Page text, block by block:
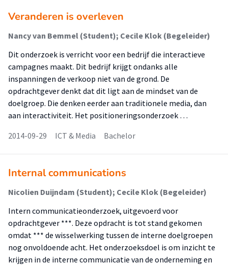
Veranderen is overleven
Nancy van Bemmel (Student); Cecile Klok (Begeleider)
Dit onderzoek is verricht voor een bedrijf die interactieve
campagnes maakt. Dit bedrijf krijgt ondanks alle
inspanningen de verkoop niet van de grond. De
opdrachtgever denkt dat dit ligt aan de mindset van de
doelgroep. Die denken eerder aan traditionele media, dan
aan interactiviteit. Het positioneringsonderzoek …
2014-09-29
ICT & Media Bachelor
Internal communications
Nicolien Duijndam (Student); Cecile Klok (Begeleider)
Intern communicatieonderzoek, uitgevoerd voor
opdrachtgever ***. Deze opdracht is tot stand gekomen
omdat *** de wisselwerking tussen de interne doelgroepen
nog onvoldoende acht. Het onderzoeksdoel is om inzicht te
krijgen in de interne communicatie van de onderneming en